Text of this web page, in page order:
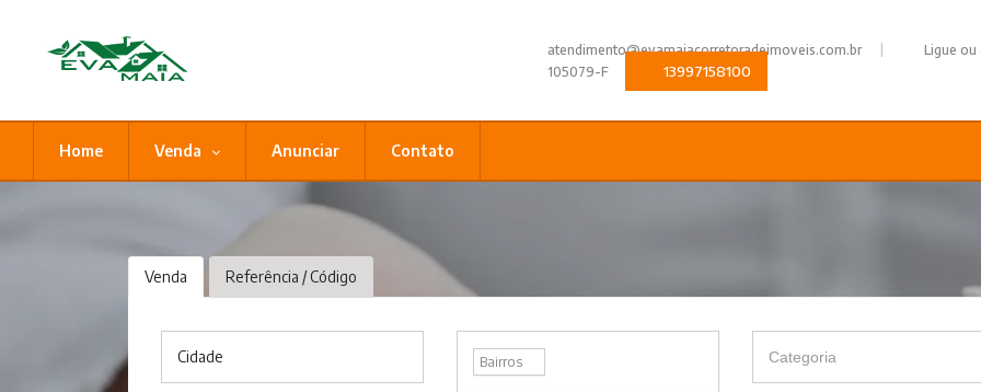
atendimento@evamaiacorretoradeimoveis.com.br |
Ligue ou
105079-F
13997158100
Home Venda Anunciar Contato
Venda Referência / Código
Cidade Bairros